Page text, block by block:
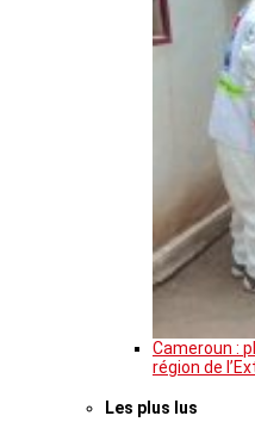
Cameroun :
région de
Les plus lus